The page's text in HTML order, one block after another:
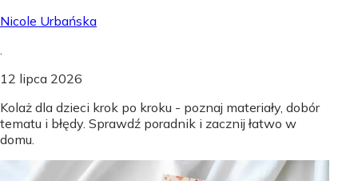
Nicole Urbańska
.
12 lipca 2026
Kolaż dla dzieci krok po kroku - poznaj materiały, dobór
tematu i błędy. Sprawdź poradnik i zacznij łatwo w
domu.